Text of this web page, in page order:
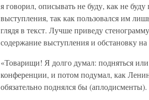
я говорил, описывать не буду, как не
выступления, так как пользовался им
глядя в текст. Лучше приведу
содержание выступления и обстановку
«Товарищи! Я долго думал: подняться
конференции, и потом подумал, как
обязательно поднялся бы (аплодисменты).